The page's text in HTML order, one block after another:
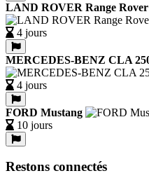
LAND ROVER Range
4 jours
MERCEDES-BENZ CLA
4 jours
FORD Mustang
10 jours
Restons connectés